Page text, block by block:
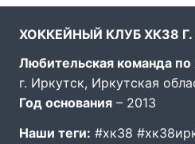
ХОККЕЙНЫЙ КЛУБ ХК38
Любительская команда
г. Иркутск, Иркутская
Год основания – 2013
Наши теги: #хк38